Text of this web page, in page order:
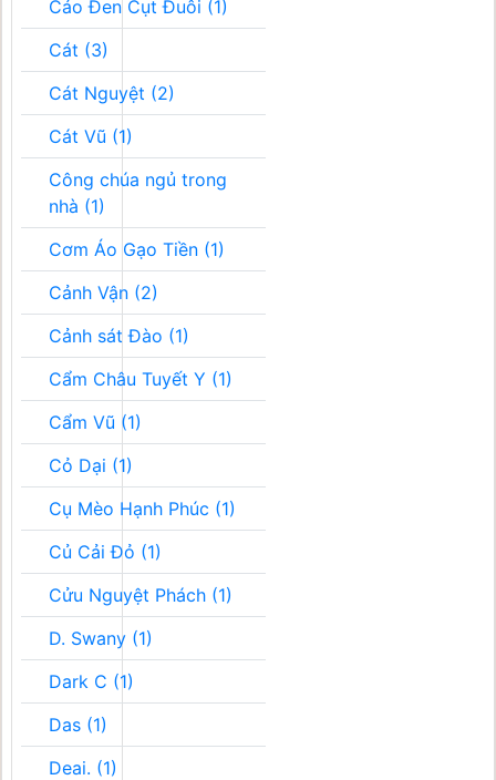
Cáo Đen Cụt Đuôi (1)
Cát (3)
Cát Nguyệt (2)
Cát Vũ (1)
Công chúa ngủ trong
nhà (1)
Cơm Áo Gạo Tiền (1)
Cảnh Vận (2)
Cảnh sát Đào (1)
Cẩm Châu Tuyết Y (1)
Cẩm Vũ (1)
Cỏ Dại (1)
Cụ Mèo Hạnh Phúc (1)
Củ Cải Đỏ (1)
Cửu Nguyệt Phách (1)
D. Swany (1)
Dark C (1)
Das (1)
Deai. (1)